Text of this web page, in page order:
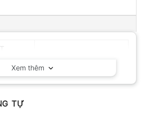
Xem thêm
TỰ